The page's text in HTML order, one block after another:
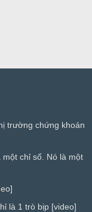
trường chứng khoán
một chỉ số. Nó là một
là 1 trò bịp [video]